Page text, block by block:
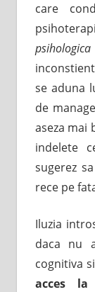
care
psihologica
se aduna
de
aseza mai
indelete
sugerez
rece pe
Iluzia
daca nu
cognitiva
acces la